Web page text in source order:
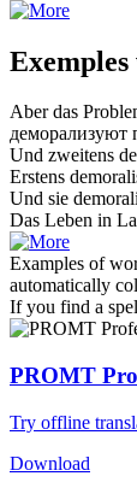
Aber das
деморализуют
Und zweitens
Erstens
Und sie
Das Leben in
Examples of
automatically
If you find a
PROMT
Try offline
Download